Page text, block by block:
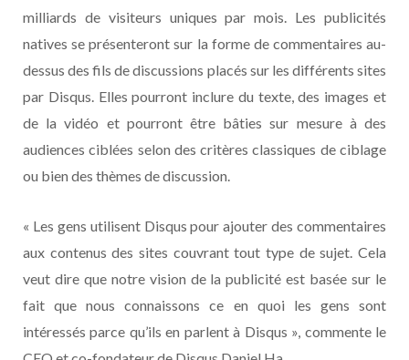
milliards de visiteurs uniques par mois. Les publicités
natives se présenteront sur la forme de commentaires au-
dessus des fils de discussions placés sur les différents sites
par Disqus. Elles pourront inclure du texte, des images et
de la vidéo et pourront être bâties sur mesure à des
audiences ciblées selon des critères classiques de ciblage
ou bien des thèmes de discussion.
« Les gens utilisent Disqus pour ajouter des commentaires
aux contenus des sites couvrant tout type de sujet. Cela
veut dire que notre vision de la publicité est basée sur le
fait que nous connaissons ce en quoi les gens sont
intéressés parce qu’ils en parlent à Disqus », commente le